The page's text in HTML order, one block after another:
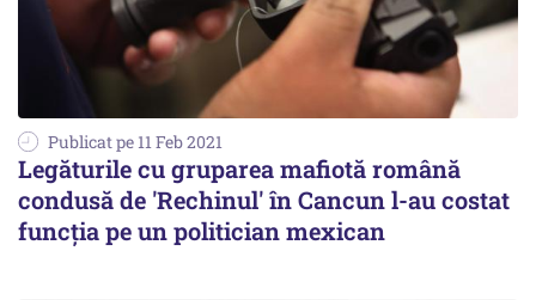
Publicat pe 11 Feb 2021
Legăturile cu gruparea mafiotă română
condusă de 'Rechinul' în Cancun l-au costat
funcţia pe un politician mexican